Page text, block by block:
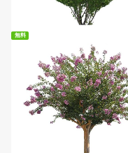
無料
無料ダウンロード